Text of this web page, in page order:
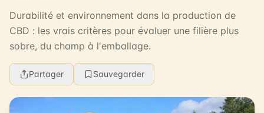
Durabilité et environnement dans la production de
CBD : les vrais critères pour évaluer une filière plus
sobre, du champ à l'emballage.
Partager Sauvegarder